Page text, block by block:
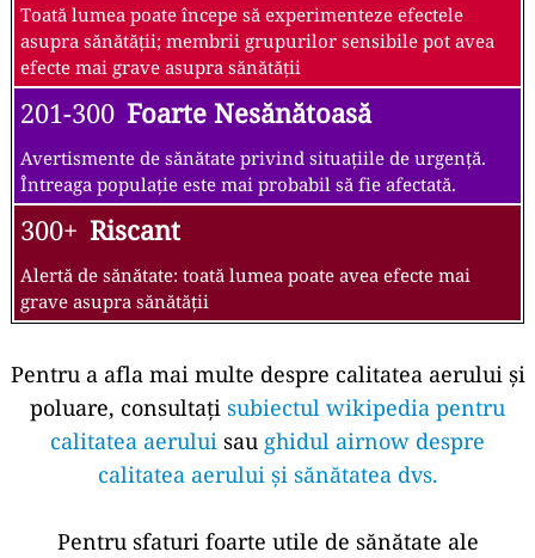
Toată lumea poate începe să experimenteze efectele
asupra sănătății; membrii grupurilor sensibile pot avea
efecte mai grave asupra sănătății
201-300 Foarte Nesănătoasă
Avertismente de sănătate privind situațiile de urgență.
Întreaga populație este mai probabil să fie afectată.
300+ Riscant
Alertă de sănătate: toată lumea poate avea efecte mai
grave asupra sănătății
Pentru a afla mai multe despre calitatea aerului și
poluare, consultați subiectul wikipedia pentru
calitatea aerului sau ghidul airnow despre
calitatea aerului și sănătatea dvs.
Pentru sfaturi foarte utile de sănătate ale